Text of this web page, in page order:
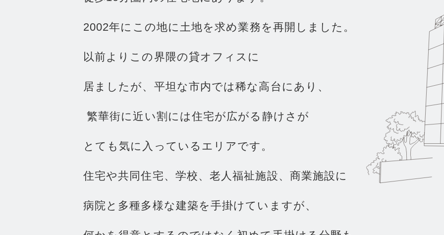
採用情
2002年に こ の地に土地を求め業務を再 開 し ま し た 。
以前よ り こ の界隈の貸オ フ ィ ス に
居 ま し た が、 平坦 な市内では稀な 高 台 に あ り 、
繁華街に近 い割 に は住宅が広がる 静け さ が
と て も気に 入 っ て い る エ リ アです 。
住宅や共 同住宅、 学校、老 人福祉施設、 商業施設に
病院と 多種多様な建築を手掛け て い ま すが、